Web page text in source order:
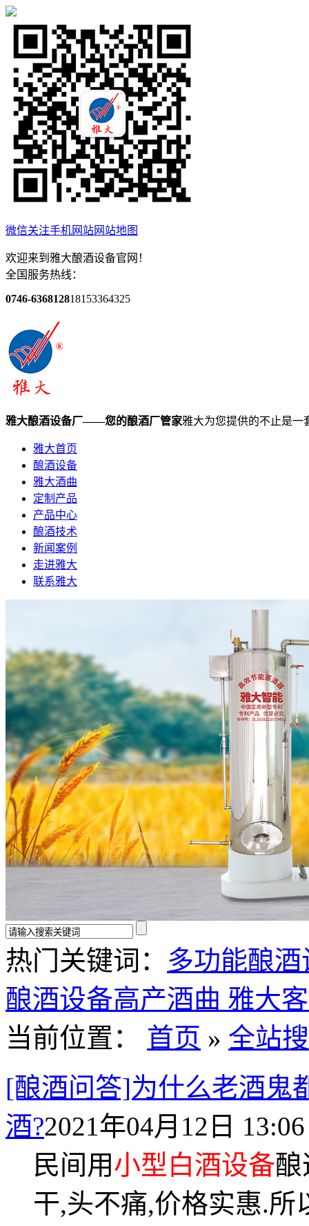
微信关注手机网站网站地图
欢迎来到雅大酿酒设备官网！
全国服务热线：
0746-636812818153364325
雅大酿酒设备厂——您的酿酒厂管家雅大为您提供的不止是一
雅大首页
酿酒设备
雅大酒曲
定制产品
产品中心
酿酒技术
新闻案例
走进雅大
联系雅大
热门关键词： 多功能酿酒
酿酒设备高产酒曲 雅大
当前位置：
首页 » 全站
[酿酒问答]为什么老酒鬼
酒?2021年04月12日 13:06
民间用小型白酒设备酿
干,头不痛,价格实惠.所